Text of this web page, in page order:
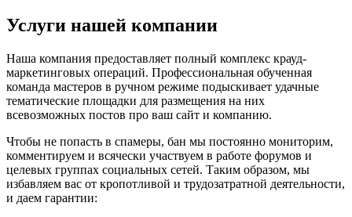
Услуги нашей компании
Наша компания предоставляет полный комплекс крауд-
маркетинговых операций. Профессиональная обученная
команда мастеров в ручном режиме подыскивает удачные
тематические площадки для размещения на них
всевозможных постов про ваш сайт и компанию.
Чтобы не попасть в спамеры, бан мы постоянно мониторим,
комментируем и всячески участвуем в работе форумов и
целевых группах социальных сетей. Таким образом, мы
избавляем вас от кропотливой и трудозатратной деятельности,
и даем гарантии: